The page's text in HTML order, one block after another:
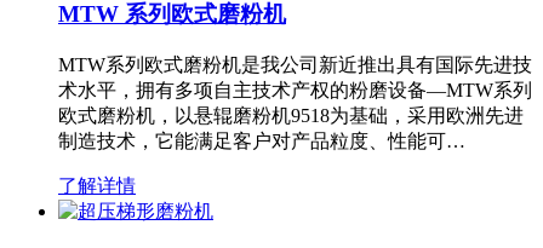
MTW 系列欧式磨粉机
MTW系列欧式磨粉机是我公司新近推出具有国际先进技
术水平，拥有多项自主技术产权的粉磨设备—MTW系列
欧式磨粉机，以悬辊磨粉机9518为基础，采用欧洲先进
制造技术，它能满足客户对产品粒度、性能可…
了解详情